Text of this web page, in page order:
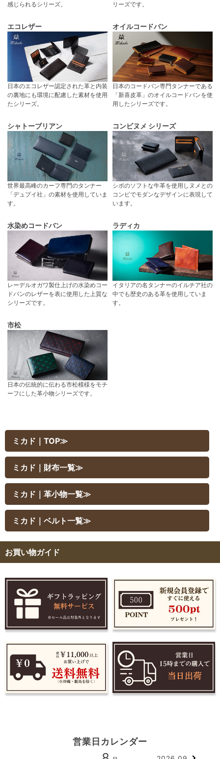
感じられるシリーズ。
リーズです。
エコレザー
日本のエコレザー認定された革と内装
の裏地にも環境に配慮した素材を使用
たシリーズ。
オイルコードバン
日本のコードバン専門タンナーである
「新喜皮革」のオイルコードバンを使
用したシリーズです。
シャトーブリアン
世界最高峰のカーフ専門のタンナー
「デュプイ社」の素材を使用していま
す。
コンビヌメ シリーズ
シボのソフトな牛革を使用しヌメとの
コンビでモダンなデザインに表現して
います。
水染めコードバン
レーデルオガワ製仕上げの水染めコー
ドバンのレザーを表に使用した上質な
シリーズです。
ラディカ
イタリアの名タンナーのイルチア社の
中でも歴史のある革を使用していま
す。
市松
日本の伝統的に伝わる市松模様をモチ
ーフにした革小物シリーズです。
ミカド｜TOP≫
ミカド｜財布一覧≫
ミカド｜革小物一覧≫
ミカド｜ベルト一覧≫
お買い物ガイド
営業日カレンダー